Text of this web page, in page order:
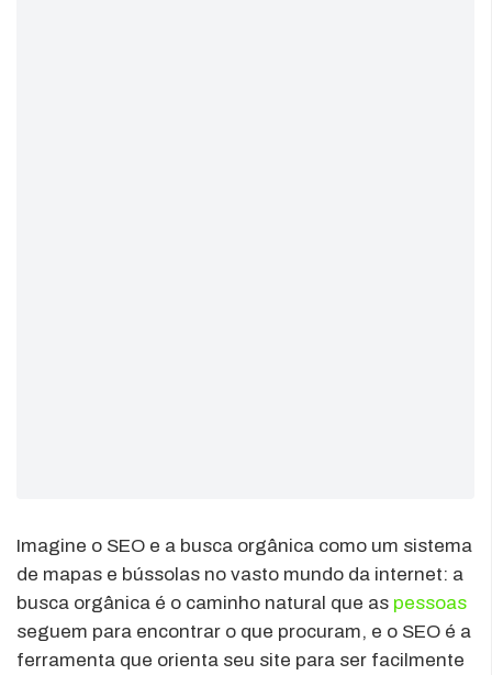
Imagine o SEO e a busca orgânica como um sistema
de mapas e bússolas no vasto mundo da internet: a
busca orgânica é o caminho natural que as pessoas
seguem para encontrar o que procuram, e o SEO é a
ferramenta que orienta seu site para ser facilmente